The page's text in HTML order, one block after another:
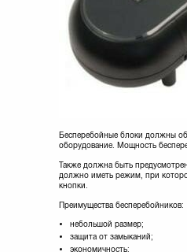
Бесперебойные блоки должны
оборудование. Мощность
Также должна быть
должно иметь режим, при
кнопки.
Преимущества бесперебойников:
небольшой размер;
защита от замыканий;
экономичность;